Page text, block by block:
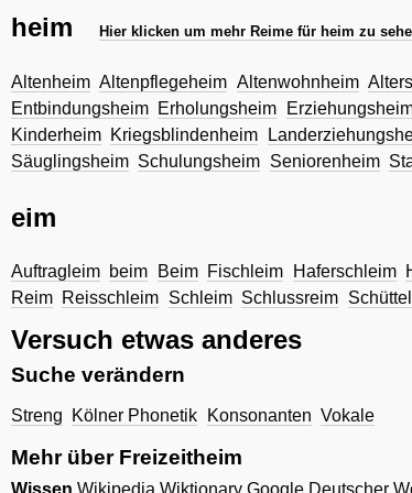
heim Hier klicken um mehr Reime für heim zu
Altenheim Altenpflegeheim Altenwohnheim
Entbindungsheim Erholungsheim
Kinderheim Kriegsblindenheim
Säuglingsheim Schulungsheim Seniorenheim
eim
Auftragleim beim Beim Fischleim Haferschleim
Reim Reisschleim Schleim Schlussreim
Versuch etwas anderes
Suche verändern
Streng Kölner Phonetik Konsonanten Vokale
Mehr über Freizeitheim
Wissen Wikipedia Wiktionary Google Deutscher